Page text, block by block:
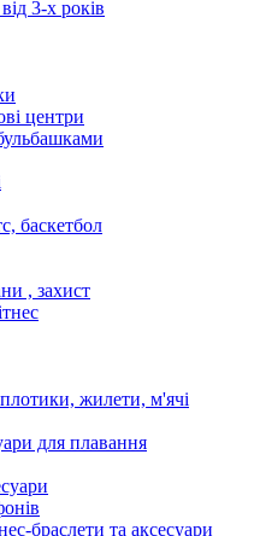
3-х років
центри
баскетбол
, захист
жилети, м'ячі
для плавання
браслети та аксесуари